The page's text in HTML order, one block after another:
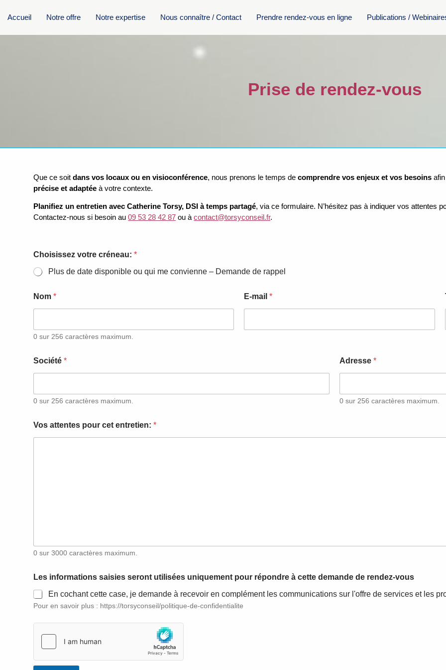
Accueil Notre offre Notre expertise Nous connaître / Contact Prendre rendez-vous en ligne Publications /
Prise de rendez-vous
Que ce soitdans vos locaux ou en visioconférence, nous prenons le temps decomprendre vos enjeux et vos besoins
précise et adaptée à votre contexte.
Planifiez un entretien avec Catherine Torsy, DSI à temps partagé, via ce formulaire. N’hésitez pas à indiquer vos attentes
Contactez-nous si besoin au09 53 28 42 87 ou àcontact@torsyconseil.fr.
Choisissez votre créneau:*
Plus de date disponible ou qui me convienne – Demande de rappel
Nom*
0 sur 256 caractères maximum.
E-mail*
Société*
0 sur 256 caractères maximum.
Adresse *
0 sur 256 caractères maximum.
Vos attentes pour cet entretien:*
0 sur 3000 caractères maximum.
Les informations saisies seront utilisées uniquement pour répondre à cette demande de rendez-vous
En cochant cette case, je demande à recevoir en complément les communications sur l'offre de services et les
Pour en savoir plus : https://torsyconseil/politique-de-confidentialite